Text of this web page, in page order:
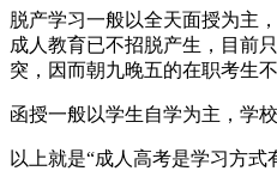
脱产学习一般以全天面授为主
成人教育已不招脱产生，目前
突，因而朝九晚五的在职考生
函授一般以学生自学为主，学
以上就是“成人高考是学习方